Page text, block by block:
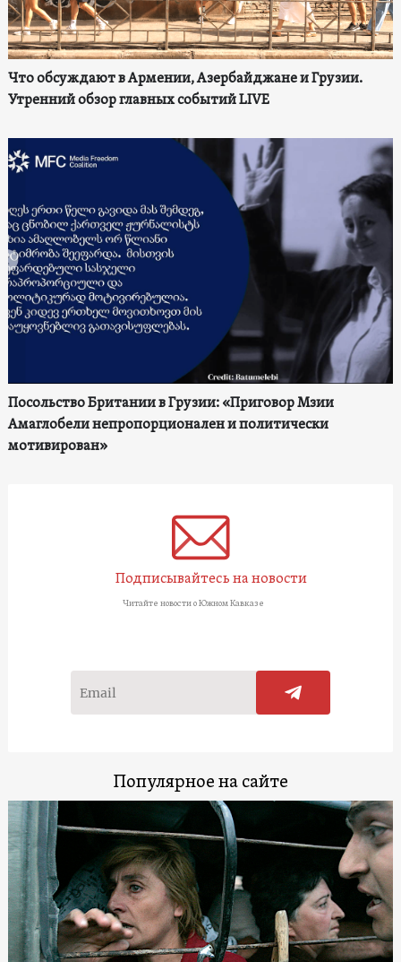
Что обсуждают в Армении, Азербайджане и Грузии.
Утренний обзор главных событий LIVE
Посольство Британии в Грузии: «Приговор Мзии
Амаглобели непропорционален и политически
мотивирован»
Подписывайтесь на новости
Читайте новости о Южном Кавказе
Популярное на сайте